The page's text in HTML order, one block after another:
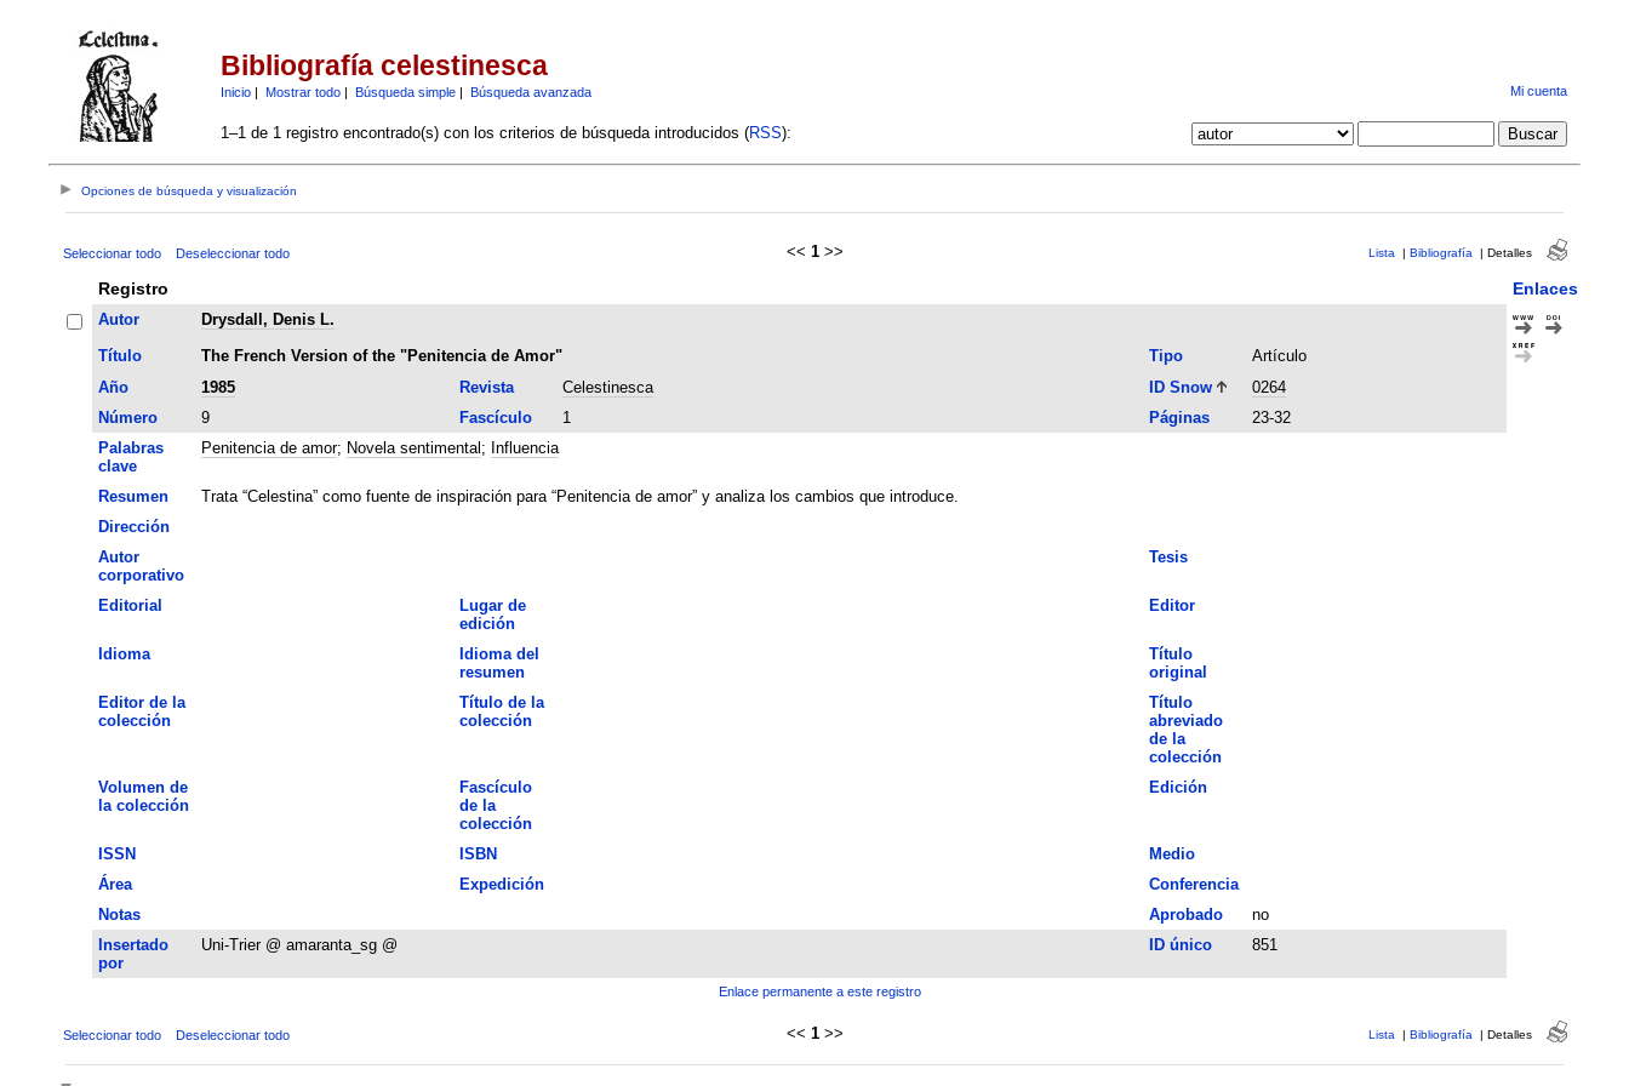
Bibliografía celestinesca
Inicio| Mostrar todo| Búsqueda simple| Búsqueda avanzada Mi cuenta
1–1 de 1 registro encontrado(s) con los criterios de búsqueda introducidos (RSS):
Opciones de búsqueda y visualización
Seleccionar todo Deseleccionar todo << 1 >> Lista | Bibliografía | Detalles
Registro Enlaces
Autor
Drysdall, Denis L.
Título
The French Version of the "Penitencia de Amor" Tipo
Artículo
Año
1985 Revista Celestinesca ID Snow
0264
Número
9 Fascículo 1 Páginas
23-32
Palabras
clave
Penitencia de amor; Novela sentimental ; Influencia
Resumen
Trata “Celestina” como fuente de inspiración para “Penitencia de amor” y analiza los cambios que introduce.
Dirección
Autor
corporativo
Tesis
Editorial
Lugar de
edición
Editor
Idioma
Idioma del
resumen
Título
original
Editor de la
colección
Título de la
colección
Título
abreviado
de la
colección
Volumen de
la colección
Fascículo
de la
colección
Edición
ISSN ISBN
Medio
Área
Expedición
Conferencia
Notas
Aprobado
no
Insertado
por
Uni-Trier @ amaranta_sg @ ID único 851
Enlace permanente a este registro
Seleccionar todo Deseleccionar todo << 1 >> Lista | Bibliografía | Detalles